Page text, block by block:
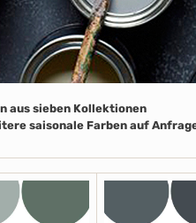
aus sieben Kollektionen
saisonale Farben auf